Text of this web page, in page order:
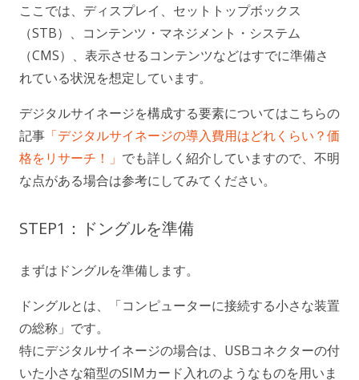
ここでは、ディスプレイ、セットトップボックス
（STB）、コンテンツ・マネジメント・システム
（CMS）、表示させるコンテンツなどはすでに準備さ
れている状況を想定しています。
デジタルサイネージを構成する要素についてはこちらの
記事 「デジタルサイネージの導入費用はどれくらい？価
格をリサーチ！」 でも詳しく紹介していますので、不明
な点がある場合は参考にしてみてください。
STEP1：ドングルを準備
まずはドングルを準備します。
ドングルとは、「コンピューターに接続する小さな装置
の総称」です。
特にデジタルサイネージの場合は、USBコネクターの付
いた小さな箱型のSIMカード入れのようなものを用いま